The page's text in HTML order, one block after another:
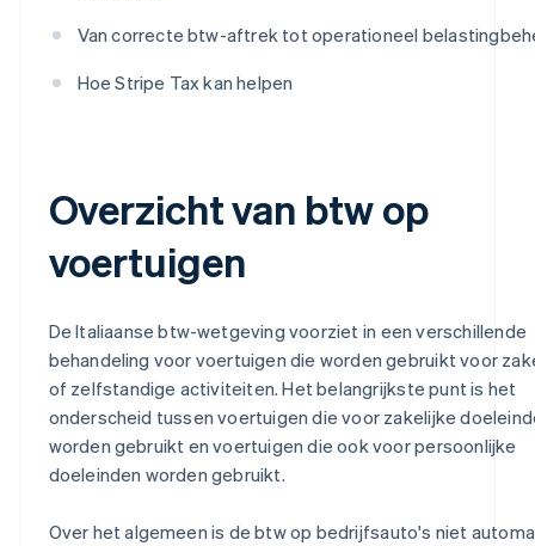
Van correcte btw-aftrek tot operationeel
Hoe Stripe Tax kan helpen
Overzicht van btw op
voertuigen
De Italiaanse btw-wetgeving voorziet in een verschillende
behandeling voor voertuigen die worden gebruikt voor
of zelfstandige activiteiten. Het belangrijkste punt is het
onderscheid tussen voertuigen die voor zakelijke
worden gebruikt en voertuigen die ook voor persoonlijke
doeleinden worden gebruikt.
Over het algemeen is de btw op bedrijfsauto's niet